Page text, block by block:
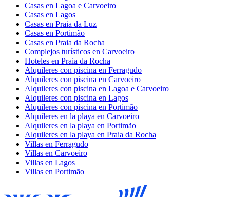
Casas en Lagoa e Carvoeiro
Casas en Lagos
Casas en Praia da Luz
Casas en Portimão
Casas en Praia da Rocha
Complejos turísticos en Carvoeiro
Hoteles en Praia da Rocha
Alquileres con piscina en Ferragudo
Alquileres con piscina en Carvoeiro
Alquileres con piscina en Lagoa e Carvoeiro
Alquileres con piscina en Lagos
Alquileres con piscina en Portimão
Alquileres en la playa en Carvoeiro
Alquileres en la playa en Portimão
Alquileres en la playa en Praia da Rocha
Villas en Ferragudo
Villas en Carvoeiro
Villas en Lagos
Villas en Portimão